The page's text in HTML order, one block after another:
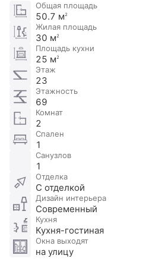
Общая площадь
50.7 м2
Жилая площадь
30 м2
Площадь кухни
25 м2
Этаж
23
Этажность
69
Комнат
2
Спален
1
Санузлов
1
Отделка
С отделкой
Дизайн интерьера
Современный
Кухня
Кухня-гостиная
Окна выходят
на улицу